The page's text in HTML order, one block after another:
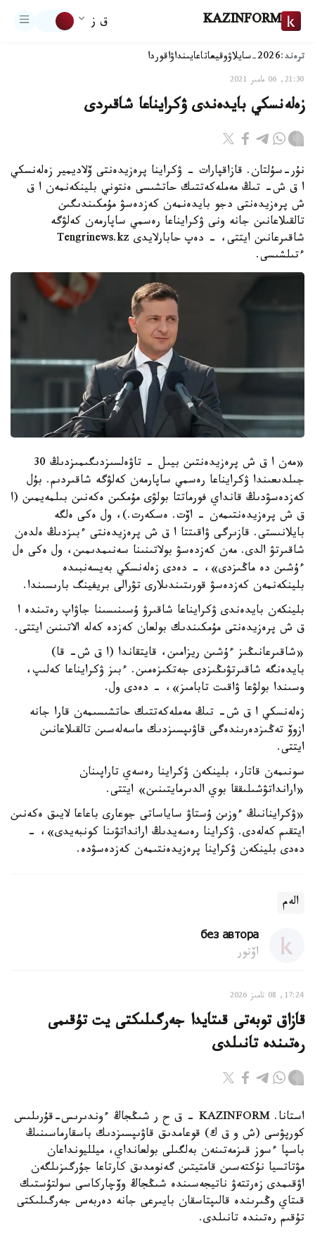
KAZINFORM ق ز
ترەند:2026-سايلاۋ وقيعاتاعايىنداۋاقوردا
21:30, 06 مامىر 2021
زەلەنسكي بايدەندى ۋكرايناعا شاقىردى
نۇر-سۇلتان. قازاقپارات - ۋكراينا پرەزيدەنتى ۆلاديمير زەلەنسكي
ا ق ش- تىڭ مەملەكەتتىك حاتشىسى ەنتوني بلينكەنمەن ا ق
ش پرەزيدەنتى دجو بايدەنمەن كەزدەسۋ مۇمكىندىگىن
تالقىلاعانىن جانە ونى ۋكرايناعا رەسمي ساپارمەن كەلۋگە
شاقىرعانىن ايتتى، - دەپ حابارلايدى Tengrinews.kz
ءتىلشىسى.
«مەن ا ق ش پرەزيدەنتىن بيىل - تاۋەلسىزدىگىمىزدىڭ 30
جىلدىعىندا ۋكرايناعا رەسمي ساپارمەن كەلۋگە شاقىردىم. بۇل
كەزدەسۋدىڭ قانداي فورماتتا بولۋى مۇمكىن ەكەنىن بىلمەيمىن (ا
ق ش پرەزيدەنتىمەن - اۆت. ەسكەرت.)، ول ەكى ەلگە
بايلانىستى. قازىرگى ۋاقىتتا ا ق ش پرەزيدەنتى ءبىزدىڭ ەلدەن
شاقىرتۋ الدى. مەن كەزدەسۋ بولاتىنىنا سەنىمدىمىن، ول ەكى ەل
ءۇشىن دە ماڭىزدى»، - دەدى زەلەنسكي بەيسەنبىدە
بلينكەنمەن كەزدەسۋ قورىتىندىلارى تۋرالى بريفينگ بارىسىندا.
بلينكەن بايدەندى ۋكرايناعا شاقىرۋ ۇسىنىسىنا جاۋاپ رەتىندە ا
ق ش پرەزيدەنتى مۇمكىندىك بولعان كەزدە كەلە الاتىنىن ايتتى.
«شاقىرعانىڭىز ءۇشىن ريزامىن، قايتقاندا (ا ق ش- قا)
بايدەنگە شاقىرتۋىڭىزدى جەتكىزەمىن. ءبىز ۋكرايناعا كەلىپ،
وسىندا بولۋعا ۋاقىت تابامىز»، - دەدى ول.
زەلەنسكي ا ق ش- تىڭ مەملەكەتتىك حاتشىسىمەن قارا جانە
ازوۆ تەڭىزدەرىندەگى قاۋىپسىزدىك ماسەلەسىن تالقىلاعانىن
ايتتى.
سونىمەن قاتار، بلينكەن ۋكراينا رەسەي تاراپىنان
«ارانداتۋشىلىققا بوي الدىرمايتىنىن» ايتتى.
«ۋكراينانىڭ ءوزىن ۇستاۋ ساياساتى جوعارى باعاعا لايىق ەكەنىن
ايتقىم كەلەدى. ۋكراينا رەسەيدىڭ ارانداتۋىنا كونبەيدى»، -
دەدى بلينكەن ۋكراينا پرەزيدەنتىمەن كەزدەسۋدە.
الەم
без автора
اۆتور
17:24, 08 تامىز 2026
قازاق توبەتى قىتايدا جەرگىلىكتى يت تۇقىمى
رەتىندە تانىلدى
استانا. KAZINFORM – ق ح ر شىڭجاڭ ءوندىرىس-قۇرىلىس
كورپۋسى (ش و ق ك) قوعامدىق قاۋىپسىزدىك باسقارماسىنىڭ
باسپا ءسوز قىزمەتىنەن بەلگىلى بولعانداي، ميلليونداعان
مۋتاتسيا نۇكتەسىن قامتيتىن گەنومدىق كارتاعا جۇرگىزىلگەن
اۋقىمدى زەرتتەۋ ناتيجەسىندە شىڭجاڭ وۆچاركاسى سولتۇستىك
قىتاي وڭىرىندە قالىپتاسقان بايىرعى جانە دەربەس جەرگىلىكتى
تۇقىم رەتىندە تانىلدى.